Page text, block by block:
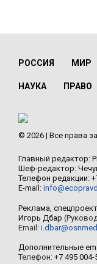
РОССИЯ МИР
НАУКА ПРАВО
© 2026 | Все права
Главный редактор:
Шеф-редактор:
Телефон редакции:
E-mail:
Реклама,
Игорь Дбар
Email:
Дополнительные
Телефон: +7 495 004-